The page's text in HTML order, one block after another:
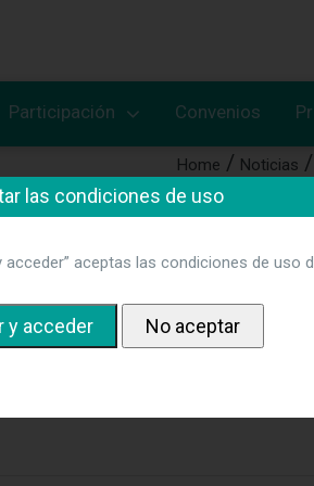
Participación Convenios
Home Noticias
en
competencias que el directivo de
las condiciones de uso
aceptas las condiciones de uso